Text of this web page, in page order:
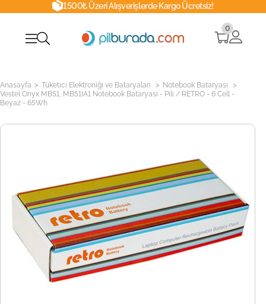
1500₺ Üzeri Alışverişlerde Kargo Ücretsiz!
0
Anasayfa > Tüketici Elektroniği ve Bataryaları > Notebook Bataryası >
Vestel Onyx MB51, MB51IA1 Notebook Bataryası - Pili / RETRO - 6 Cell -
Beyaz - 65Wh